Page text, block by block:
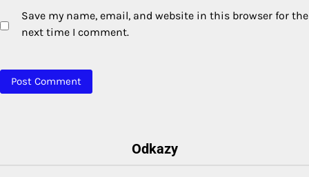
Save my name, email, and website in this browser for the
next time I comment.
Odkazy